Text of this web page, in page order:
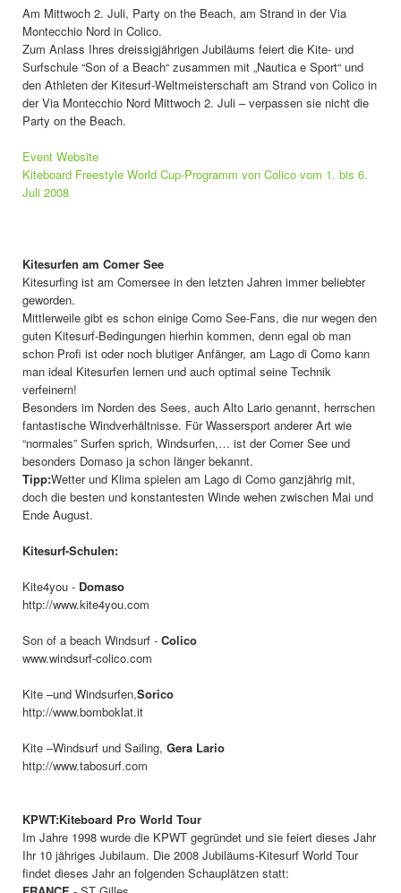
Am Mittwoch 2. Juli, Party on the Beach, am Strand in der Via
Montecchio Nord in Colico.
Zum Anlass Ihres dreissigjährigen Jubiläums feiert die Kite- und
Surfschule “Son of a Beach“ zusammen mit „Nautica e Sport“ und
den Athleten der Kitesurf-Weltmeisterschaft am Strand von Colico in
der Via Montecchio Nord Mittwoch 2. Juli – verpassen sie nicht die
Party on the Beach.
Event Website
Kiteboard Freestyle World Cup-Programm von Colico vom 1. bis 6.
Juli 2008
Kitesurfen am Comer See
Kitesurfing ist am Comersee in den letzten Jahren immer beliebter
geworden.
Mittlerweile gibt es schon einige Como See-Fans, die nur wegen den
guten Kitesurf-Bedingungen hierhin kommen, denn egal ob man
schon Profi ist oder noch blutiger Anfänger, am Lago di Como kann
man ideal Kitesurfen lernen und auch optimal seine Technik
verfeinern!
Besonders im Norden des Sees, auch Alto Lario genannt, herrschen
fantastische Windverhältnisse. Für Wassersport anderer Art wie
“normales” Surfen sprich, Windsurfen,… ist der Comer See und
besonders Domaso ja schon länger bekannt.
Tipp:Wetter und Klima spielen am Lago di Como ganzjährig mit,
doch die besten und konstantesten Winde wehen zwischen Mai und
Ende August.
Kitesurf-Schulen:
Kite4you - Domaso
http://www.kite4you.com
Son of a beach Windsurf - Colico
www.windsurf-colico.com
Kite –und Windsurfen,Sorico
http://www.bomboklat.it
Kite –Windsurf und Sailing, Gera Lario
http://www.tabosurf.com
KPWT:Kiteboard Pro World Tour
Im Jahre 1998 wurde die KPWT gegründet und sie feiert dieses Jahr
Ihr 10 jähriges Jubilaum. Die 2008 Jubiläums-Kitesurf World Tour
findet dieses Jahr an folgenden Schauplätzen statt: